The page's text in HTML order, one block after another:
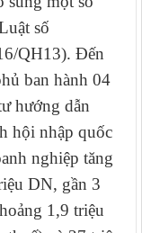
số
QH13). Đến
ban hành 04
hướng dẫn
hội nhập quốc
nghiệp tăng
DN, gần 3
1,9 triệu